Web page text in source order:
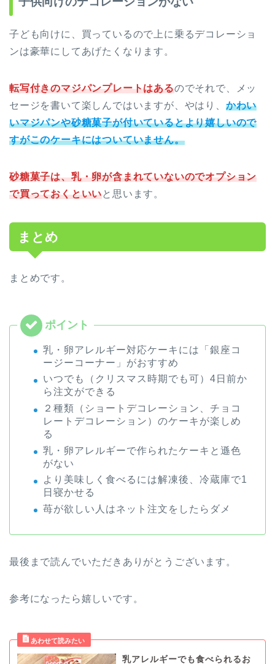
子ども向けに、買っているので上に乗るデコレーショ
ンは豪華にしてあげたくなります。
転写付きのマジパンプレートはあるのでそれで、メッ
セージを書いて楽しんではいますが、やはり、 かわい
いマジパンや砂糖菓子が付いているとより嬉しいので
すがこのケーキにはついていません。
砂糖菓子は、乳・卵が含まれていないのでオプション
で買っておくといいと思います。
まとめ
まとめです。
乳・卵アレルギー対応ケーキには「銀座コ
ージーコーナー」がおすすめ
いつでも（クリスマス時期でも可）4日前か
ら注文ができる
２種類（ショートデコレーション、チョコ
レートデコレーション）のケーキが楽しめ
る
乳・卵アレルギーで作られたケーキと遜色
がない
より美味しく食べるには解凍後、冷蔵庫で1
日寝かせる
苺が欲しい人はネット注文をしたらダメ
最後まで読んでいただきありがとうございます。
参考になったら嬉しいです。
乳アレルギーでも食べられるお